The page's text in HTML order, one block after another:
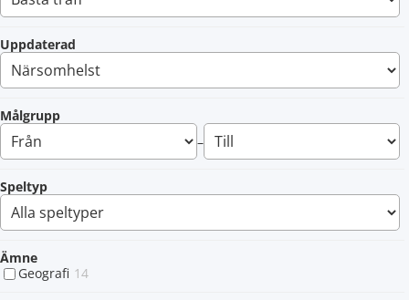
Uppdaterad
Målgrupp
–
Speltyp
Ämne
Geografi 14